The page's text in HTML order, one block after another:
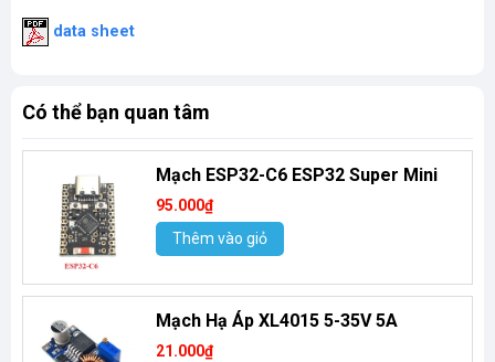
data sheet
Có thể bạn quan tâm
Mạch ESP32-C6 ESP32 Super Mini
95.000₫
Thêm vào giỏ
Mạch Hạ Áp XL4015 5-35V 5A
21.000₫